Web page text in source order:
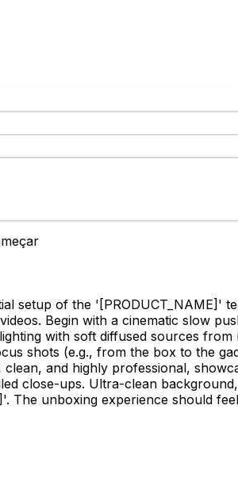
setup of the ' [PRODUCT_NAME] '
Begin with a cinematic slow
with soft diffused sources
shots (e.g., from the box to the
and highly professional,
close-ups. Ultra-clean
'. The unboxing experience should